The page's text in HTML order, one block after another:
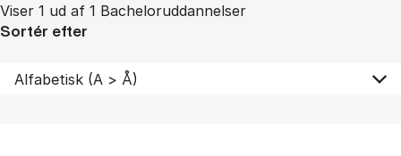
Viser 1 ud af 1 Bacheloruddannelser
Sortér efter